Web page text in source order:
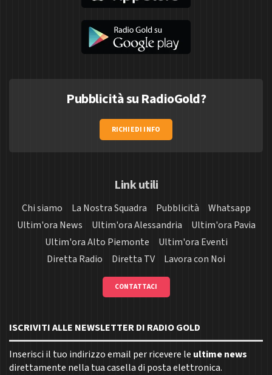
Pubblicità su RadioGold?
RICHIEDI INFO
Link utili
Chi siamo La Nostra Squadra Pubblicità
Whatsapp
Ultim'ora News
Ultim'ora Alessandria
Ultim'ora Pavia
Ultim'ora Alto Piemonte
Ultim'ora Eventi
Diretta Radio
Diretta TV Lavora con Noi
CONTATTACI
ISCRIVITI ALLE NEWSLETTER DI RADIO GOLD
Inserisci il tuo indirizzo email per ricevere le ultime news
direttamente nella tua casella di posta elettronica.